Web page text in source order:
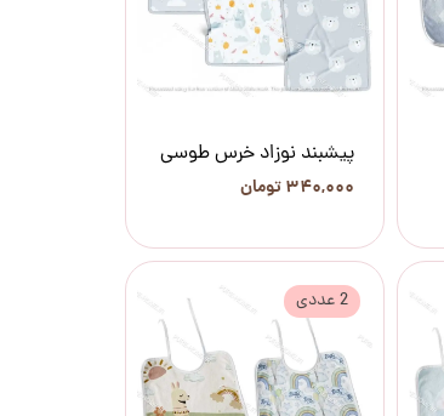
پیشبند نوزاد خرس طوسی
۳۴۰,۰۰۰ تومان
2 عددی